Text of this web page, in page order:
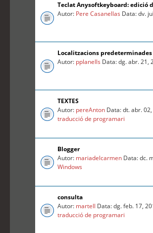
Teclat Anysoftkeyboard: edició
Autor: Pere Casanellas Data: dv.
Localitzacions
Autor: pplanells Data: dg. abr. 21,
TEXTES
Autor: pereAnton Data: dt. abr.
traducció de programari
Blogger
Autor: mariadelcarmen Data: dc.
Windows
consulta
Autor: martell Data: dg. feb. 17,
traducció de programari